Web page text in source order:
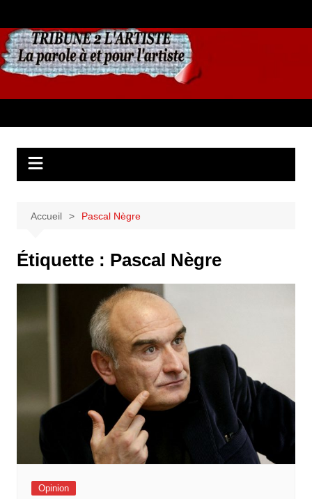
au
contenu
Accueil Pascal Nègre
Étiquette : Pascal Nègre
Opinion